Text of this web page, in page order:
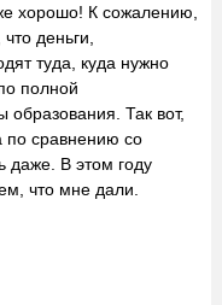
хорошо! К сожалению,
деньги,
туда, куда нужно
полной
образования. Так вот,
по сравнению со
даже. В этом году
что мне дали.